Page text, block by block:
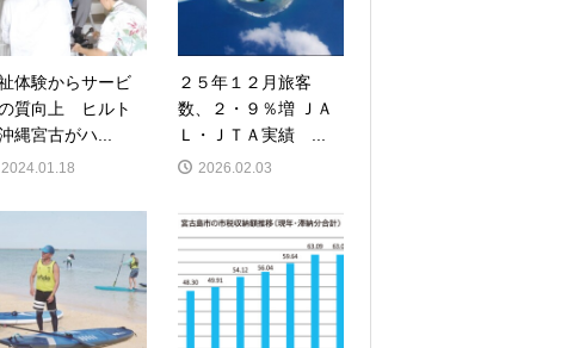
体験からサービ
質向上 ヒルト
縄宮古がハ...
2024.01.18
２５年１２月旅客
数、２・９％増 ＪＡ
Ｌ・ＪＴＡ実績 ...
2026.02.03